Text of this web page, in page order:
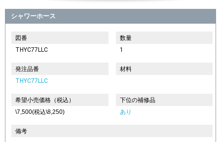
シャワーホース
図番
THYC77LLC
数量
1
発注品番
THYC77LLC
材料
希望小売価格（税込）
\7,500(税込\8,250)
下位の補修品
あり
備考